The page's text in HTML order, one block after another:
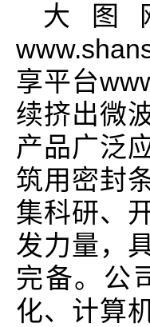
大图
享平台
续挤出微
产品广泛
筑用密封
集科研、
发力量，
完备。公
化、计算